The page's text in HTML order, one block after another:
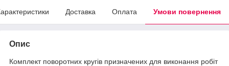
Доставка Оплата Умови повернення
Опис
Комплект поворотних кругів призначених для виконання робіт